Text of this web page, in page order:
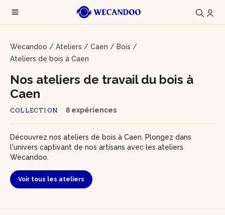
Wecandoo / Ateliers / Caen / Bois /
Ateliers de bois à Caen
COLLECTION 8 expériences
Nos ateliers de travail du bois à
Caen
Découvrez nos ateliers de bois à Caen. Plongez dans
l'univers captivant de nos artisans avec les ateliers
Wecandoo.
Voir tous les ateliers